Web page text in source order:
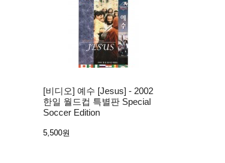
[비디오] 예수 [Jesus] - 2002
한일 월드컵 특별판 Special
Soccer Edition
5,500원